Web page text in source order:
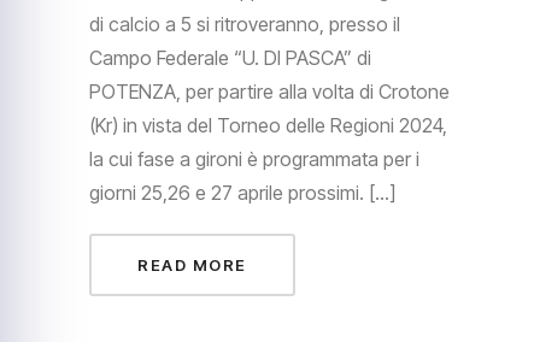
di calcio a 5 si ritroveranno, presso il
Campo Federale “U. DI PASCA” di
POTENZA, per partire alla volta di Crotone
(Kr) in vista del Torneo delle Regioni 2024,
la cui fase a gironi è programmata per i
giorni 25,26 e 27 aprile prossimi. […]
READ MORE